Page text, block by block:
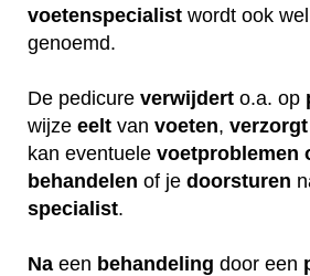
voetenspecialist wordt ook
genoemd.
De pedicure verwijdert o.a. op
wijze eelt van voeten, verzorgt
kan eventuele voetproblemen
behandelen of je doorsturen
specialist.
Na een behandeling door een